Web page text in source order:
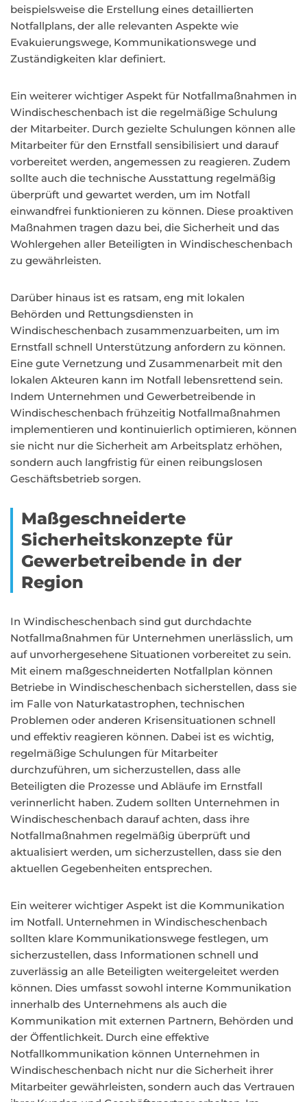
beispielsweise die Erstellung eines detaillierten
Notfallplans, der alle relevanten Aspekte wie
Evakuierungswege, Kommunikationswege und
Zuständigkeiten klar definiert.
Ein weiterer wichtiger Aspekt für Notfallmaßnahmen in
Windischeschenbach ist die regelmäßige Schulung
der Mitarbeiter. Durch gezielte Schulungen können alle
Mitarbeiter für den Ernstfall sensibilisiert und darauf
vorbereitet werden, angemessen zu reagieren. Zudem
sollte auch die technische Ausstattung regelmäßig
überprüft und gewartet werden, um im Notfall
einwandfrei funktionieren zu können. Diese proaktiven
Maßnahmen tragen dazu bei, die Sicherheit und das
Wohlergehen aller Beteiligten in Windischeschenbach
zu gewährleisten.
Darüber hinaus ist es ratsam, eng mit lokalen
Behörden und Rettungsdiensten in
Windischeschenbach zusammenzuarbeiten, um im
Ernstfall schnell Unterstützung anfordern zu können.
Eine gute Vernetzung und Zusammenarbeit mit den
lokalen Akteuren kann im Notfall lebensrettend sein.
Indem Unternehmen und Gewerbetreibende in
Windischeschenbach frühzeitig Notfallmaßnahmen
implementieren und kontinuierlich optimieren, können
sie nicht nur die Sicherheit am Arbeitsplatz erhöhen,
sondern auch langfristig für einen reibungslosen
Geschäftsbetrieb sorgen.
Maßgeschneiderte
Sicherheitskonzepte für
Gewerbetreibende in der
Region
In Windischeschenbach sind gut durchdachte
Notfallmaßnahmen für Unternehmen unerlässlich, um
auf unvorhergesehene Situationen vorbereitet zu sein.
Mit einem maßgeschneiderten Notfallplan können
Betriebe in Windischeschenbach sicherstellen, dass sie
im Falle von Naturkatastrophen, technischen
Problemen oder anderen Krisensituationen schnell
und effektiv reagieren können. Dabei ist es wichtig,
regelmäßige Schulungen für Mitarbeiter
durchzuführen, um sicherzustellen, dass alle
Beteiligten die Prozesse und Abläufe im Ernstfall
verinnerlicht haben. Zudem sollten Unternehmen in
Windischeschenbach darauf achten, dass ihre
Notfallmaßnahmen regelmäßig überprüft und
aktualisiert werden, um sicherzustellen, dass sie den
aktuellen Gegebenheiten entsprechen.
Ein weiterer wichtiger Aspekt ist die Kommunikation
im Notfall. Unternehmen in Windischeschenbach
sollten klare Kommunikationswege festlegen, um
sicherzustellen, dass Informationen schnell und
zuverlässig an alle Beteiligten weitergeleitet werden
können. Dies umfasst sowohl interne Kommunikation
innerhalb des Unternehmens als auch die
Kommunikation mit externen Partnern, Behörden und
der Öffentlichkeit. Durch eine effektive
Notfallkommunikation können Unternehmen in
Windischeschenbach nicht nur die Sicherheit ihrer
Mitarbeiter gewährleisten, sondern auch das Vertrauen